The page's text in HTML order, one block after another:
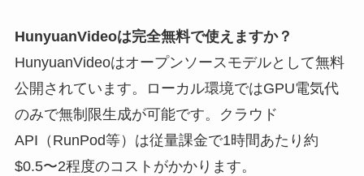
HunyuanVideoは完全無料で使えますか？
HunyuanVideoはオープンソースモデルとして無料
公開されています。ローカル環境ではGPU電気代
のみで無制限生成が可能です。クラウド
API（RunPod等）は従量課金で1時間あたり約
$0.5〜2程度のコストがかかります。